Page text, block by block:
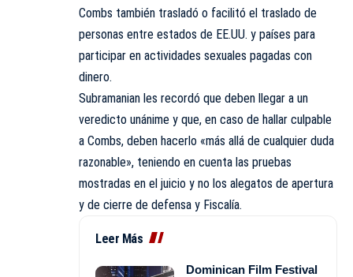
Combs también trasladó o facilitó el traslado de
personas entre estados de EE.UU. y países para
participar en actividades sexuales pagadas con
dinero.
Subramanian les recordó que deben llegar a un
veredicto unánime y que, en caso de hallar culpable
a Combs, deben hacerlo «más allá de cualquier duda
razonable», teniendo en cuenta las pruebas
mostradas en el juicio y no los alegatos de apertura
y de cierre de defensa y Fiscalía.
Leer Más
Dominican Film Festival